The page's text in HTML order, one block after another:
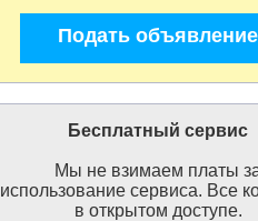
Подать объявление
Бесплатный сервис
Мы не взимаем платы
использование сервиса. Все
в открытом доступе.